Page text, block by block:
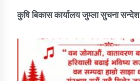
कुषि बिकास कार्यालय जुम्ला सुचना सन्देश